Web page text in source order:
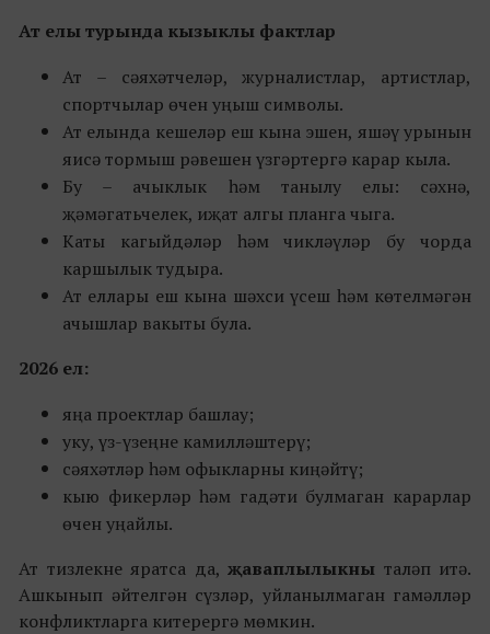
Ат елы турында кызыклы фактлар
Ат – сәяхәтчеләр, журналистлар, артистлар,
спортчылар өчен уңыш символы.
Ат елында кешеләр еш кына эшен, яшәү урынын
яисә тормыш рәвешен үзгәртергә карар кыла.
Бу – ачыклык һәм танылу елы: сәхнә,
җәмәгатьчелек, иҗат алгы планга чыга.
Каты кагыйдәләр һәм чикләүләр бу чорда
каршылык тудыра.
Ат еллары еш кына шәхси үсеш һәм көтелмәгән
ачышлар вакыты була.
2026 ел:
яңа проектлар башлау;
уку, үз-үзеңне камилләштерү;
сәяхәтләр һәм офыкларны киңәйтү;
кыю фикерләр һәм гадәти булмаган карарлар
өчен уңайлы.
Ат тизлекне яратса да, җаваплылыкны таләп итә.
Ашкынып әйтелгән сүзләр, уйланылмаган гамәлләр
конфликтларга китерергә мөмкин.